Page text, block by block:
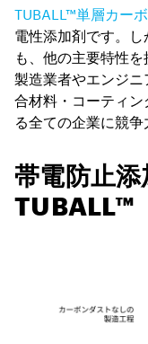
TUBALL™単層カー
電性添加剤です。
も、他の主要特性
製造業者やエンジ
合材料・コーティ
る全ての企業に競争
帯電防止
TUBALL™